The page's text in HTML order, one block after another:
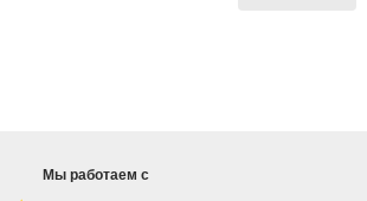
Мы работаем с